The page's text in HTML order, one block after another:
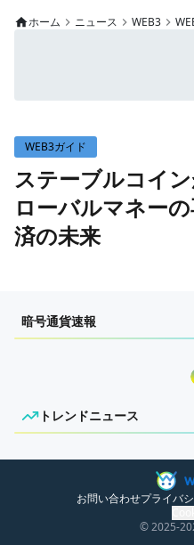
WEB3ガイド
インタビュー/WEB3
WEB3イベント
GAME
ゲームニュース
インタビュー/GAME
ECONOMY
トレンドニュース
ホーム ニュース WEB3
WEB3ガイド
ステーブルコイ
ローバルマネー
済の未来
センチメンタルな岩狸
暗号通貨速報
トレンドニュース
ニュースがありません。
お問い合わせプライバ
© 2025-